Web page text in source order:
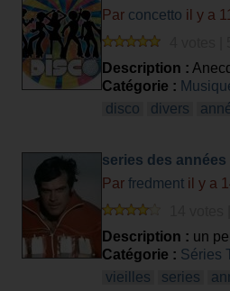
Par concetto il y a
Description :
Catégorie :
disco
divers
series des années
Par fredment il y a
Description : un
Catégorie : Séries
vieilles
series